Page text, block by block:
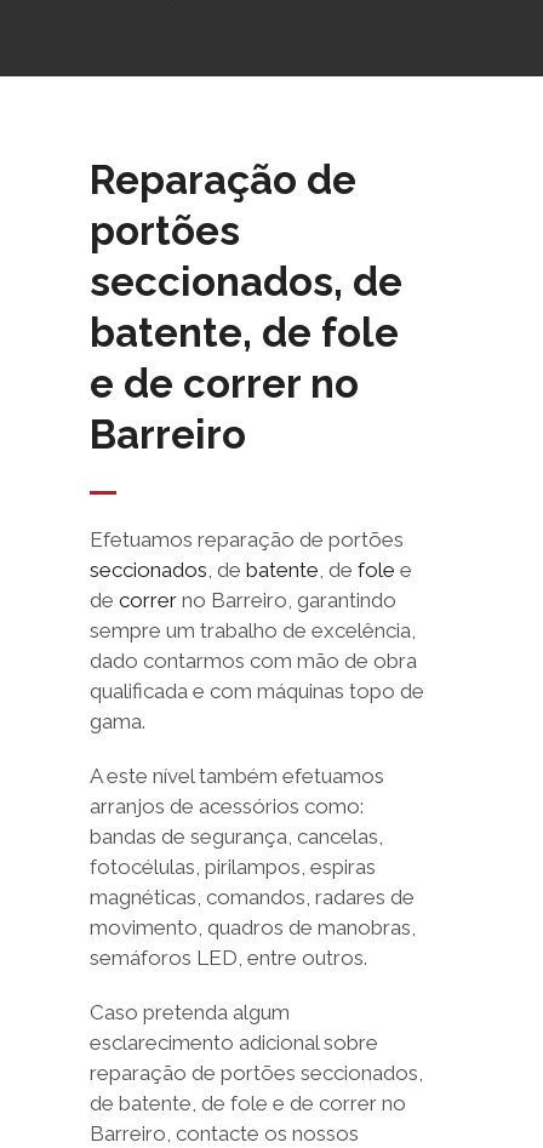
Reparação de
portões
seccionados, de
batente, de fole
e de correr no
Barreiro
Efetuamos reparação de portões
seccionados, de batente, de fole e
de correr no Barreiro, garantindo
sempre um trabalho de excelência,
dado contarmos com mão de obra
qualificada e com máquinas topo de
gama.
A este nível também efetuamos
arranjos de acessórios como:
bandas de segurança, cancelas,
fotocélulas, pirilampos, espiras
magnéticas, comandos, radares de
movimento, quadros de manobras,
semáforos LED, entre outros.
Caso pretenda algum
esclarecimento adicional sobre
reparação de portões seccionados,
de batente, de fole e de correr no
Barreiro, contacte os nossos